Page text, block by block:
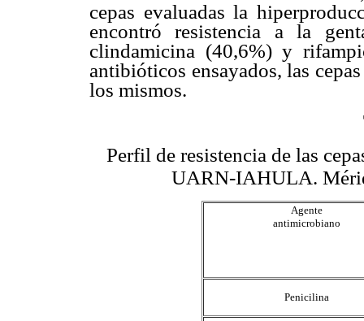
cepas evaluadas la
encontró resistencia a la
clindamicina (40,6%) y
antibióticos ensayados, las
los mismos.
Perfil de resistencia de las
UARN-IAHULA.
Agente
antimicrobiano
Penicilina